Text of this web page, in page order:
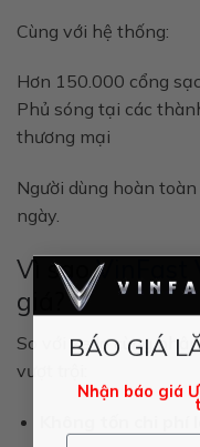
BÁO GIÁ
Nhận báo giá
Cùng với hệ thống:
Hơn 150.000 cổng
Phủ sóng tại các
thương mại
Người dùng hoàn
ngày.
Vì saoVinFast
giá?
So với xe lo cùng
vượt trội: